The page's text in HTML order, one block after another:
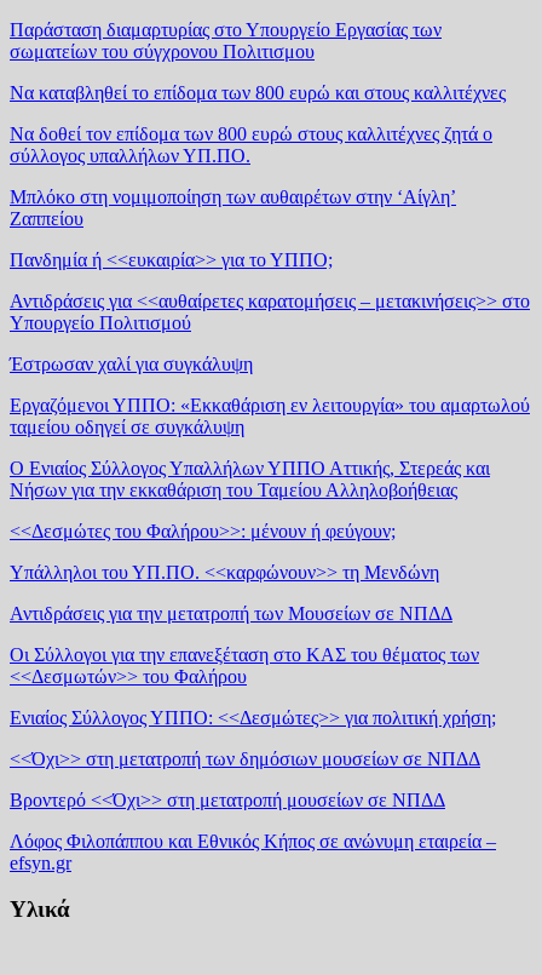
Παράσταση διαμαρτυρίας στο Υπουργείο Εργασίας των
σωματείων του σύγχρονου Πολιτισμου
Να καταβληθεί το επίδομα των 800 ευρώ και στους καλλιτέχνες
Να δοθεί τον επίδομα των 800 ευρώ στους καλλιτέχνες ζητά ο
σύλλογος υπαλλήλων ΥΠ.ΠΟ.
Μπλόκο στη νομιμοποίηση των αυθαιρέτων στην ‘Αίγλη’
Ζαππείου
Πανδημία ή <<ευκαιρία>> για το ΥΠΠΟ;
Αντιδράσεις για <<αυθαίρετες καρατομήσεις – μετακινήσεις>> στο
Υπουργείο Πολιτισμού
Έστρωσαν χαλί για συγκάλυψη
Εργαζόμενοι ΥΠΠΟ: «Εκκαθάριση εν λειτουργία» του αμαρτωλού
ταμείου οδηγεί σε συγκάλυψη
Ο Ενιαίος Σύλλογος Υπαλλήλων ΥΠΠΟ Αττικής, Στερεάς και
Νήσων για την εκκαθάριση του Ταμείου Αλληλοβοήθειας
<<Δεσμώτες του Φαλήρου>>: μένουν ή φεύγουν;
Υπάλληλοι του ΥΠ.ΠΟ. <<καρφώνουν>> τη Μενδώνη
Αντιδράσεις για την μετατροπή των Μουσείων σε ΝΠΔΔ
Οι Σύλλογοι για την επανεξέταση στο ΚΑΣ του θέματος των
<<Δεσμωτών>> του Φαλήρου
Ενιαίος Σύλλογος ΥΠΠΟ: <<Δεσμώτες>> για πολιτική χρήση;
<<Όχι>> στη μετατροπή των δημόσιων μουσείων σε ΝΠΔΔ
Βροντερό <<Όχι>> στη μετατροπή μουσείων σε ΝΠΔΔ
Λόφος Φιλοπάππου και Εθνικός Κήπος σε ανώνυμη εταιρεία –
efsyn.gr
Υλικά